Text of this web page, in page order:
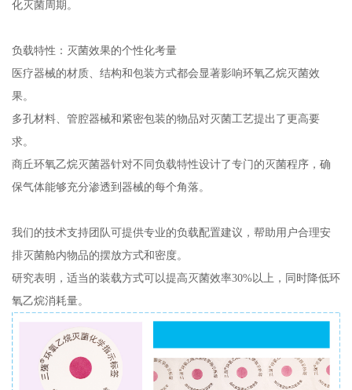
化灭菌周期。
负载特性：灭菌效果的个性化考量
医疗器械的材质、结构和包装方式都会显著影响环氧乙烷灭菌效
果。
多孔材料、管腔器械和紧密包装的物品对灭菌工艺提出了更高要
求。
商丘环氧乙烷灭菌器针对不同负载特性设计了专门的灭菌程序，确
保气体能够充分渗透到器械的每个角落。
我们的技术支持团队可提供专业的负载配置建议，帮助用户合理安
排灭菌舱内物品的摆放方式和密度。
研究表明，适当的装载方式可以提高灭菌效率30%以上，同时降低环
氧乙烷消耗量。